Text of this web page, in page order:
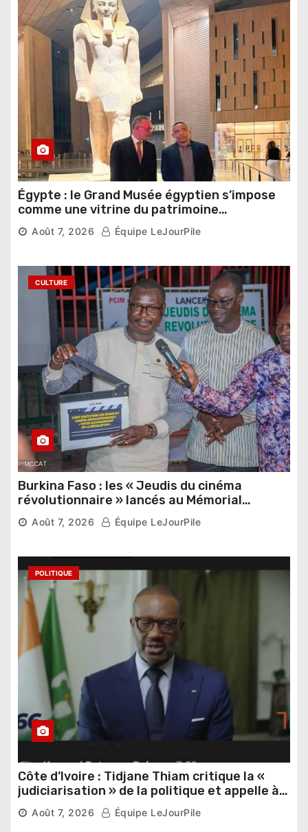
Égypte : le Grand Musée égyptien s’impose
comme une vitrine du patrimoine
pharaonique auprès des dirigeants
étrangers
Août 7, 2026 Équipe LeJourPile
CULTURE
Burkina Faso : les « Jeudis du cinéma
révolutionnaire » lancés au Mémorial
Thomas Sankara
Août 7, 2026 Équipe LeJourPile
POLITIQUE
Côte d’Ivoire : Tidjane Thiam critique la «
judiciarisation » de la politique et appelle à
poursuivre l’apaisement
Août 7, 2026 Équipe LeJourPile